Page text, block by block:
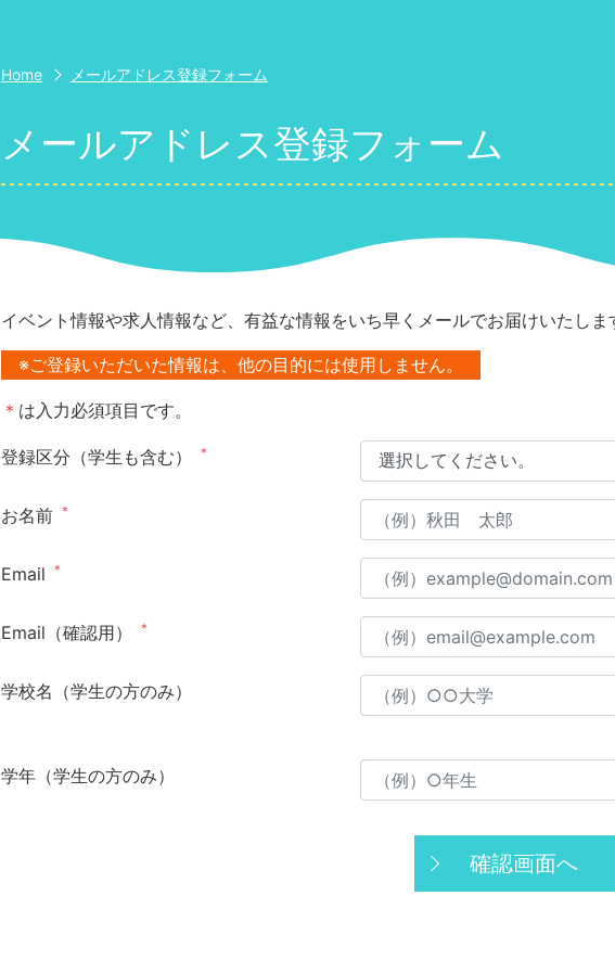
Home メールアドレス登録フォーム
メールアドレス登録フォーム
イベント情報や求人情報など、有益な情報をいち早くメールでお届けいたしま
※ご登録いただいた情報は、他の目的には使用しません。
＊ は入力必須項目です。
登録区分（学生も含む） ＊
お名前 ＊
Email ＊
Email（確認用） ＊
学校名（学生の方のみ）
学年（学生の方のみ）
確認画面へ